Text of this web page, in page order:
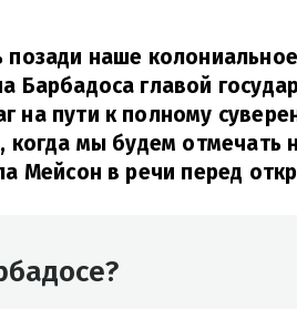
позади наше
Барбадоса главой
на пути к полному
когда мы будем
Мейсон в речи перед